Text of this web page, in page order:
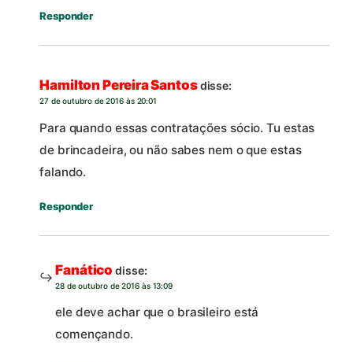
Responder
Hamilton Pereira Santosdisse:
27 de outubro de 2016 às 20:01
Para quando essas contratações sócio. Tu estas
de brincadeira, ou não sabes nem o que estas
falando.
Responder
Fanático disse:
28 de outubro de 2016 às 13:09
ele deve achar que o brasileiro está
començando.